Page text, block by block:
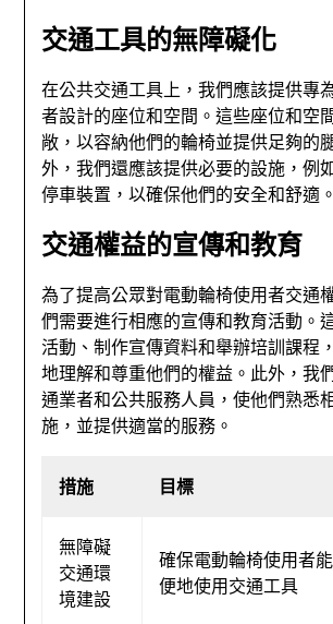
交通工具的無障礙化
在公共交通工具上，我們應該提供專
者設計的座位和空間。這些座位和空
敞，以容納他們的輪椅並提供足夠的
外，我們還應該提供必要的設施，例
停車裝置，以確保他們的安全和舒適。
交通權益的宣傳和教育
為了提高公眾對電動輪椅使用者交通
們需要進行相應的宣傳和教育活動。
活動、制作宣傳資料和舉辦培訓課程
地理解和尊重他們的權益。此外，我
通業者和公共服務人員，使他們熟悉
施，並提供適當的服務。
措施 目標
無障礙
交通環
境建設
確保電動輪椅使用者
便地使用交通工具